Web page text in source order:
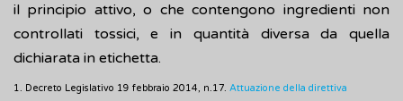
il principio attivo, o che contengono ingredienti non
controllati tossici, e in quantità diversa da quella
dichiarata in etichetta.
1. Decreto Legislativo 19 febbraio 2014, n.17. Attuazione della direttiva